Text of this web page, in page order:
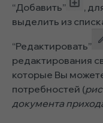
“Добавить”
,
выделить из
“Редактировать”
редактирования
которые Вы
потребностей (
документа